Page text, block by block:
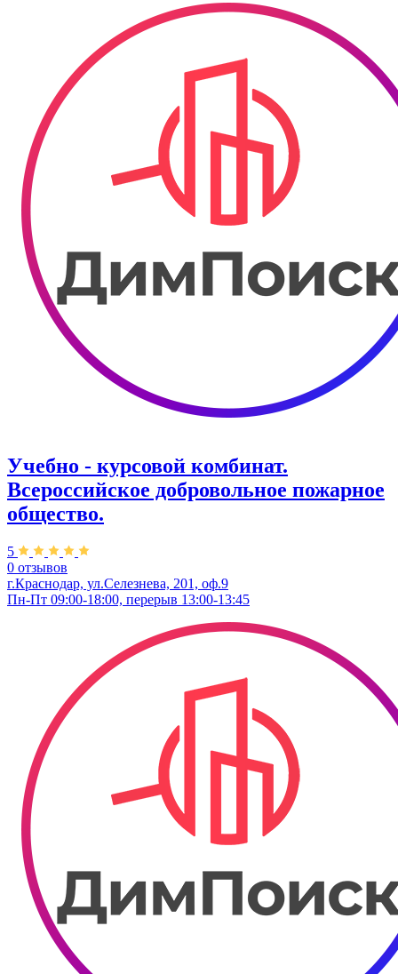
Учебно - курсовой комбинат.
Всероссийское добровольное пожарное
общество.
5
0 отзывов
г.Краснодар, ул.Селезнева, 201, оф.9
Пн-Пт 09:00-18:00, перерыв 13:00-13:45